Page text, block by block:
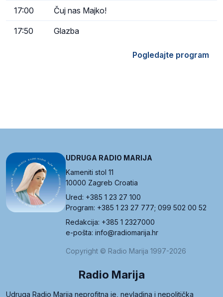
17:00 Čuj nas Majko!
17:50 Glazba
Pogledajte program
UDRUGA RADIO MARIJA
Kameniti stol 11
10000 Zagreb Croatia
Ured: +385 1 23 27 100
Program: +385 1 23 27 777; 099 502 00 52
Redakcija: +385 1 2327000
e-pošta: info@radiomarija.hr
Copyright © Radio Marija 1997-2026
Radio Marija
Udruga Radio Marija neprofitna je, nevladina i nepolitička